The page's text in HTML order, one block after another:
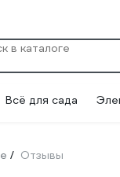
Всё для сада
/ Отзывы